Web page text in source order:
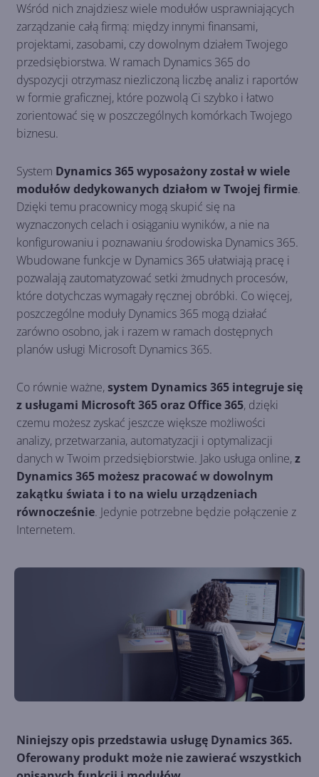
Wśród nich znajdziesz wiele modułów usprawniających
zarządzanie całą firmą: między innymi finansami,
projektami, zasobami, czy dowolnym działem Twojego
przedsiębiorstwa. W ramach Dynamics 365 do
dyspozycji otrzymasz niezliczoną liczbę analiz i raportów
w formie graficznej, które pozwolą Ci szybko i łatwo
zorientować się w poszczególnych komórkach Twojego
biznesu.
System Dynamics 365 wyposażony został w wiele
modułów dedykowanych działom w Twojej firmie.
Dzięki temu pracownicy mogą skupić się na
wyznaczonych celach i osiąganiu wyników, a nie na
konfigurowaniu i poznawaniu środowiska Dynamics 365.
Wbudowane funkcje w Dynamics 365 ułatwiają pracę i
pozwalają zautomatyzować setki żmudnych procesów,
które dotychczas wymagały ręcznej obróbki. Co więcej,
poszczególne moduły Dynamics 365 mogą działać
zarówno osobno, jak i razem w ramach dostępnych
planów usługi Microsoft Dynamics 365.
Co równie ważne,system Dynamics 365 integruje się
z usługami Microsoft 365 oraz Office 365, dzięki
czemu możesz zyskać jeszcze większe możliwości
analizy, przetwarzania, automatyzacji i optymalizacji
danych w Twoim przedsiębiorstwie. Jako usługa online,z
Dynamics 365 możesz pracować w dowolnym
zakątku świata i to na wielu urządzeniach
równocześnie. Jedynie potrzebne będzie połączenie z
Internetem.
Niniejszy opis przedstawia usługę Dynamics 365.
Oferowany produkt może nie zawierać wszystkich